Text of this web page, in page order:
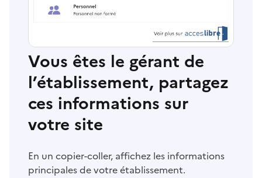
Vous êtes le gérant de
l’établissement, partagez
ces informations sur
votre site
En un copier-coller, affichez les informations
principales de votre établissement.